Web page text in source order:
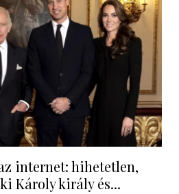
internet: hihetetlen,
Károly király és...